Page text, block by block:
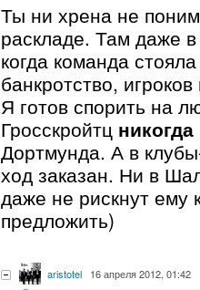
Ты ни хрена не
раскладе. Там даже
когда команда
банкротство,
Я готов спорить на
Гросскройтц никогда
Дортмунда. А в
ход заказан. Ни в
даже не рискнут ему
предложить)
aristotel 16 апреля 2012, 01:42